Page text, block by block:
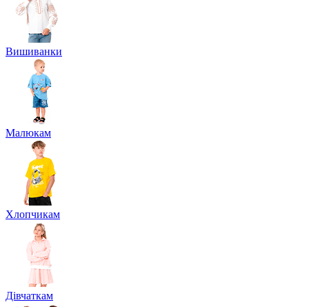
Вишиванки
Малюкам
Хлопчикам
Дівчаткам